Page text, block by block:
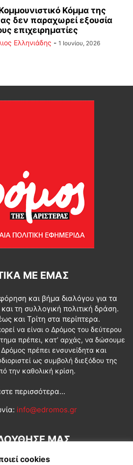
Κόμμα της
δεν παραχωρεί εξουσία
επιχειρηματίες
Ελληνιάδης - 1 Ιουνίου, 2026
ΜΕ ΕΜΆΣ
και βήμα διαλόγου για τα
τη συλλογική πολιτική δράση.
και Τρίτη στα περίπτερα.
να είναι ο Δρόμος του δεύτερου
πρέπει, κατ’ αρχάς, να δώσουμε
πρέπει ενσυνείδητα και
ως συμβολή διεξόδου της
την καθολική κρίση.
περισσότερα...
info@edromos.gr
ΜΑΣ
cookies